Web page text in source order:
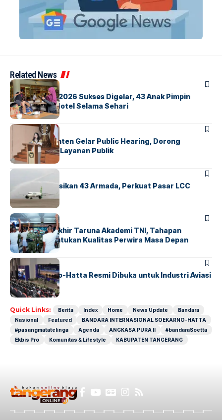
Related News
BERITAINDEX
GM For A Day 2026 Sukses Digelar, 43 Anak Pimpin
Operasional Hotel Selama Sehari
BANDARA BERITA
Karantina Banten Gelar Public Hearing, Dorong
Transparansi Layanan Publik
BANDARA
Citilink Operasikan 43 Armada, Perkuat Pasar LCC
Nasional
BERITA
Sidang Pantukhir Taruna Akademi TNI, Tahapan
Strategis Tentukan Kualitas Perwira Masa Depan
BANDARA BERITA
IALC Soekarno-Hatta Resmi Dibuka untuk Industri Aviasi
Dunia
Quick Links: Berita Index Home News Update
Bandara
Nasional
Featured
BANDARA INTERNASIONAL SOEKARNO-HATTA
#pasangmatatelinga
Agenda ANGKASA PURA II
#bandaraSoetta
Ekbis Pro
Komunitas & Lifestyle KABUPATEN TANGERANG